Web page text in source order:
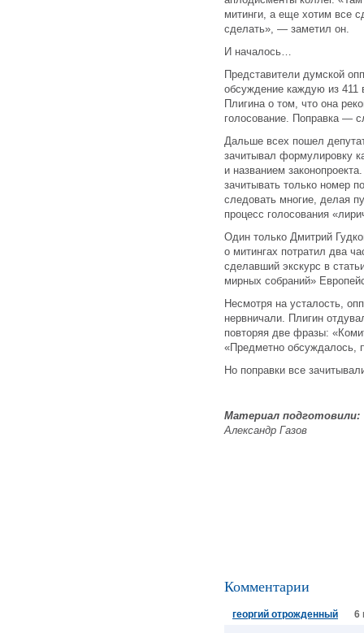
митинги, а еще хотим все
сделать», — заметил он.
И началось…
Представители думской
обсуждение каждую из 411
Плигина о том, что она
голосование. Поправка —
Дальше всех пошел
зачитывал формулировку
и названием
зачитывать только номер
следовать многие, делая
процесс голосования
Один только Дмитрий
о митингах потратил два
сделавший экскурс в
мирных собраний»
Несмотря на усталость,
нервничали. Плигин
повторяя две фразы:
«Предметно обсуждалось,
Но поправки все
Материал подготовили:
Александр Газов
Комментарии
георгий отрожденный 6